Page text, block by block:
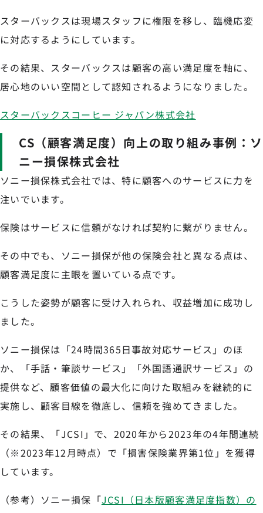
スターバックスは現場スタッフに権限を移し、臨機応変
に対応するようにしています。
その結果、スターバックスは顧客の高い満足度を軸に、
居心地のいい空間として認知されるようになりました。
スターバックスコーヒー ジャパン株式会社
CS（顧客満足度）向上の取り組み事例：ソ
ニー損保株式会社
ソニー損保株式会社では、特に顧客へのサービスに力を
注いでいます。
保険はサービスに信頼がなければ契約に繋がりません。
その中でも、ソニー損保が他の保険会社と異なる点は、
顧客満足度に主眼を置いている点です。
こうした姿勢が顧客に受け入れられ、収益増加に成功し
ました。
ソニー損保は「24時間365日事故対応サービス」のほ
か、「手話・筆談サービス」「外国語通訳サービス」の
提供など、顧客価値の最大化に向けた取組みを継続的に
実施し、顧客目線を徹底し、信頼を強めてきました。
その結果、「JCSI」で、2020年から2023年の4年間連続
（※2023年12月時点）で「損害保険業界第1位」を獲得
しています。
（参考）ソニー損保「JCSI（日本版顧客満足度指数）の